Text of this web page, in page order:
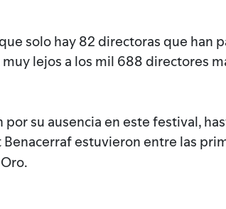
solo hay 82 directoras que han
lejos a los mil 688 directores
su ausencia en este festival,
Benacerraf estuvieron entre las